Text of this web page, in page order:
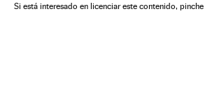
Si está interesado en licenciar este contenido, pinche